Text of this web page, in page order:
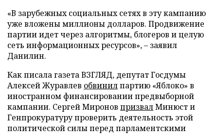
«В зарубежных социальных сетях в эту кампанию
уже вложены миллионы долларов. Продвижение
партии идет через алгоритмы, блогеров и целую
сеть информационных ресурсов», – заявил
Данилин.
Как писала газета ВЗГЛЯД, депутат Госдумы
Алексей Журавлев обвинилпартию «Яблоко» в
иностранном финансировании предвыборной
кампании. Сергей Миронов призвалМинюст и
Генпрокуратуру проверить деятельность этой
политической силы перед парламентскими